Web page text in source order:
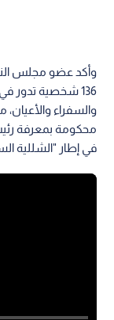
وأكد عضو مجلس
136 شخصية تدور
والسفراء والأعيان،
محكومة بمعرفة
في إطار "الشللية